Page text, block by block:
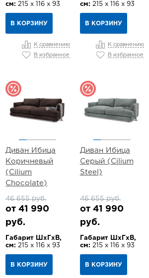
см: 215 х 116 х 93
В КОРЗИНУ
К сравнению
В избранное
см: 215 х 116 х 93
В КОРЗИНУ
К сравнению
В избранное
Диван Ибица
Коричневый
(Cilium
Chocolate)
46 655 руб.
от 41 990
руб.
Габарит ШхГхВ,
см: 215 х 116 х 93
В КОРЗИНУ
Диван Ибица
Серый (Cilium
Steel)
46 655 руб.
от 41 990
руб.
Габарит ШхГхВ,
см: 215 х 116 х 93
В КОРЗИНУ